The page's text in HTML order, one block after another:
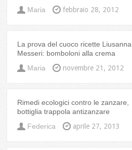
Maria
febbraio 28, 2012
La prova del cuoco ricette Liusanna
Messeri: bomboloni alla crema
Maria
novembre 21, 2012
Rimedi ecologici contro le zanzare,
bottiglia trappola antizanzare
Federica
aprile 27, 2013